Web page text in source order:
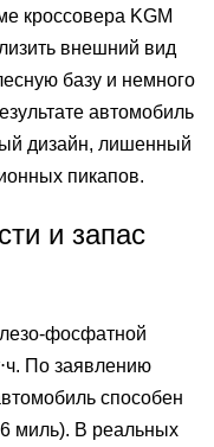
кроссовера KGM
внешний вид
базу и немного
автомобиль
дизайн, лишенный
пикапов.
и запас
фосфатной
По заявлению
способен
миль). В реальных